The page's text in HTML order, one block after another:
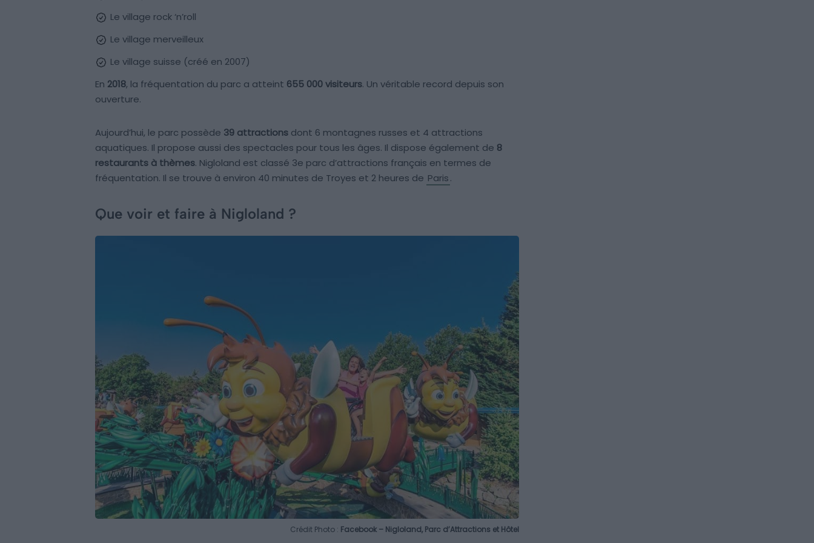
Le village rock ‘n’roll
Le village merveilleux
Le village suisse (créé en 2007)
En 2018, la fréquentation du parc a atteint 655 000 visiteurs. Un véritable record depuis son
ouverture.
Aujourd’hui, le parc possède 39 attractions dont 6 montagnes russes et 4 attractions
aquatiques. Il propose aussi des spectacles pour tous les âges. Il dispose également de 8
restaurants à thèmes. Nigloland est classé 3e parc d’attractions français en termes de
fréquentation. Il se trouve à environ 40 minutes de Troyes et 2 heures de Paris.
Que voir et faire à Nigloland ?
Crédit Photo : Facebook – Nigloland, Parc d’Attractions et Hôtel